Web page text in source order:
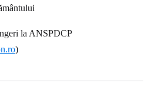
la ANSPDCP
)